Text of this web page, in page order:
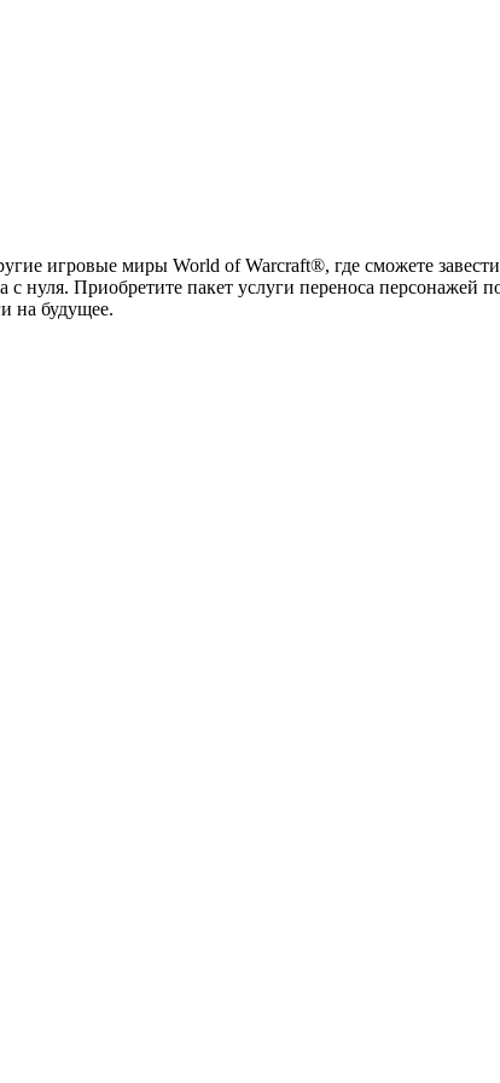
игровые миры World of Warcraft®, где сможете
с нуля. Приобретите пакет услуги переноса персонажей
на будущее.